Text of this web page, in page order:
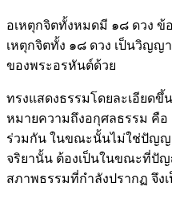
อเหตุกจิตทั้งหมดมี ๑๘ ดวง
เหตุกจิตทั้ง ๑๘ ดวง เป็นวิญ
ของพระอรหันต์ด้วย
ทรงแสดงธรรมโดยละเอียด
หมายความถึงอกุศลธรรม คือ
ร่วมกัน ในขณะนั้นไม่ใช่ปัญ
จริยานั้น ต้องเป็นในขณะที่ปั
สภาพธรรมที่กำลังปรากฏ จึง